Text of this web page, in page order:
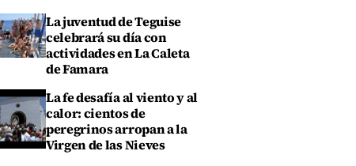
La juventud de Teguise
celebrará su día con
actividades en La Caleta
de Famara
La fe desafía al viento y al
calor: cientos de
peregrinos arropan a la
Virgen de las Nieves